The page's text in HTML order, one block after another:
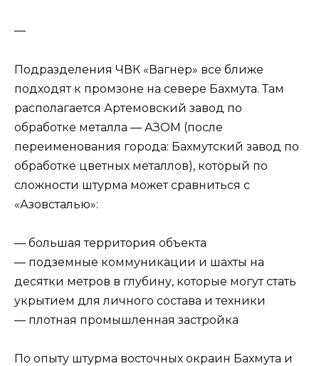
—
Подразделения ЧВК «Вагнер» все ближе
подходят к промзоне на севере Бахмута. Там
располагается Артемовский завод по
обработке металла — АЗОМ (после
переименования города: Бахмутский завод по
обработке цветных металлов), который по
сложности штурма может сравниться с
«Азовсталью»:
— большая территория объекта
— подземные коммуникации и шахты на
десятки метров в глубину, которые могут стать
укрытием для личного состава и техники
— плотная промышленная застройка
По опыту штурма восточных окраин Бахмута и